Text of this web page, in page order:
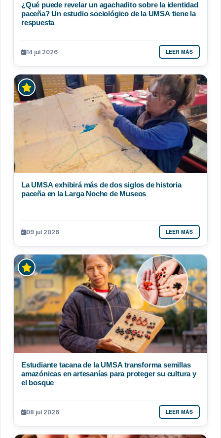
¿Qué puede revelar un agachadito sobre la identidad
paceña? Un estudio sociológico de la UMSA tiene la
respuesta
14 jul 2026 LEER MÁS
La UMSA exhibirá más de dos siglos de historia
paceña en la Larga Noche de Museos
09 jul 2026 LEER MÁS
Estudiante tacana de la UMSA transforma semillas
amazónicas en artesanías para proteger su cultura y
el bosque
08 jul 2026 LEER MÁS